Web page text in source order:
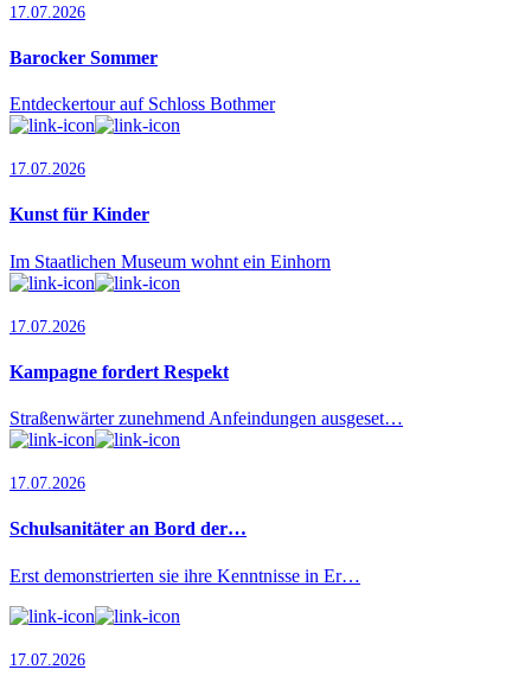
17.07.2026
Barocker Sommer
Entdeckertour auf Schloss Bothmer
17.07.2026
Kunst für Kinder
Im Staatlichen Museum wohnt ein Einhorn
17.07.2026
Kampagne fordert Respekt
Straßenwärter zunehmend Anfeindungen ausgeset…
17.07.2026
Schulsanitäter an Bord der…
Erst demonstrierten sie ihre Kenntnisse in Er…
17.07.2026